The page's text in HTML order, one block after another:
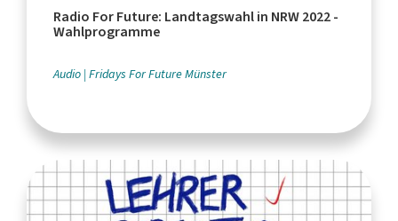
Radio For Future: Landtagswahl in NRW 2022 -
Wahlprogramme
Audio Fridays For Future Münster